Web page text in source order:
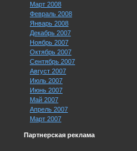
Март 2008
Февраль 2008
Январь 2008
Декабрь 2007
Ноябрь 2007
Октябрь 2007
Сентябрь 2007
Август 2007
Июль 2007
Июнь 2007
Май 2007
Апрель 2007
Март 2007
Партнерская реклама